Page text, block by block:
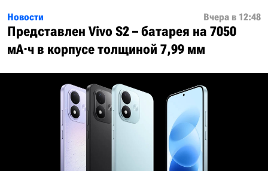
Новости Вчера в 12:48
Представлен Vivo S2 – батарея на 7050
мА·ч в корпусе толщиной 7,99 мм